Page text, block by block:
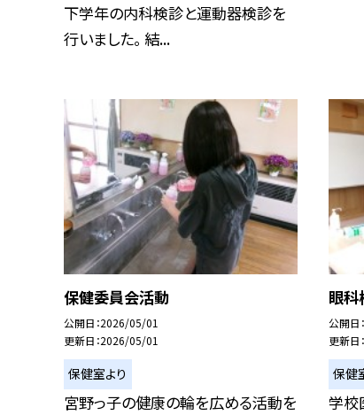
下学年の内科検診と運動器検診を
行いました。 結...
保健委員会活動
公開日 2026/05/01
更新日 2026/05/01
保健室より
宮野っ子の健康の輪を広める活動を
眼科
公開日
更新日
保健
学校